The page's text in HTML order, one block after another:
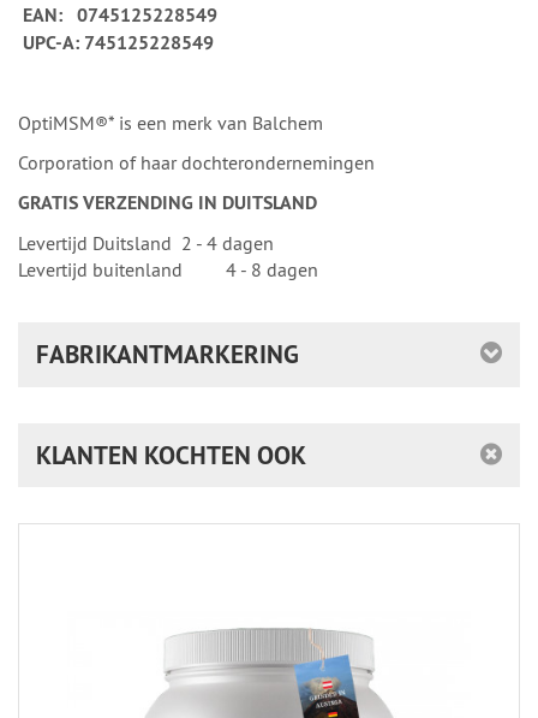
EAN: 0745125228549
UPC-A: 745125228549
OptiMSM®* is een merk van Balchem
Corporation of haar dochterondernemingen
GRATIS VERZENDING IN DUITSLAND
Levertijd Duitsland 2 - 4 dagen
Levertijd buitenland 4 - 8 dagen
FABRIKANTMARKERING
KLANTEN KOCHTEN OOK